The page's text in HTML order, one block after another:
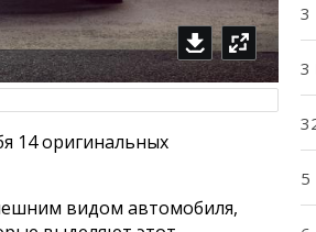
14 оригинальных
видом автомобиля,
3
3
5